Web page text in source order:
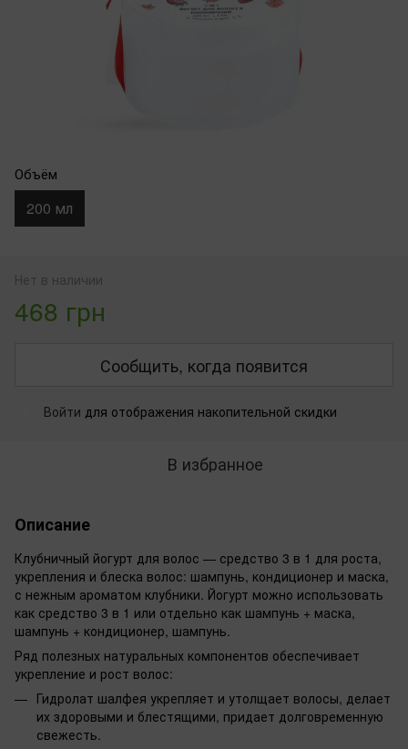
Объём
200 мл
Нет в наличии
468 грн
Сообщить, когда появится
Войти для отображения накопительной скидки
В избранное
Описание
Клубничный йогурт для волос — средство 3 в 1 для роста,
укрепления и блеска волос: шампунь, кондиционер и маска,
с нежным ароматом клубники. Йогурт можно использовать
как средство 3 в 1 или отдельно как шампунь + маска,
шампунь + кондиционер, шампунь.
Ряд полезных натуральных компонентов обеспечивает
укрепление и рост волос:
Гидролат шалфея укрепляет и утолщает волосы, делает
их здоровыми и блестящими, придает долговременную
свежесть.